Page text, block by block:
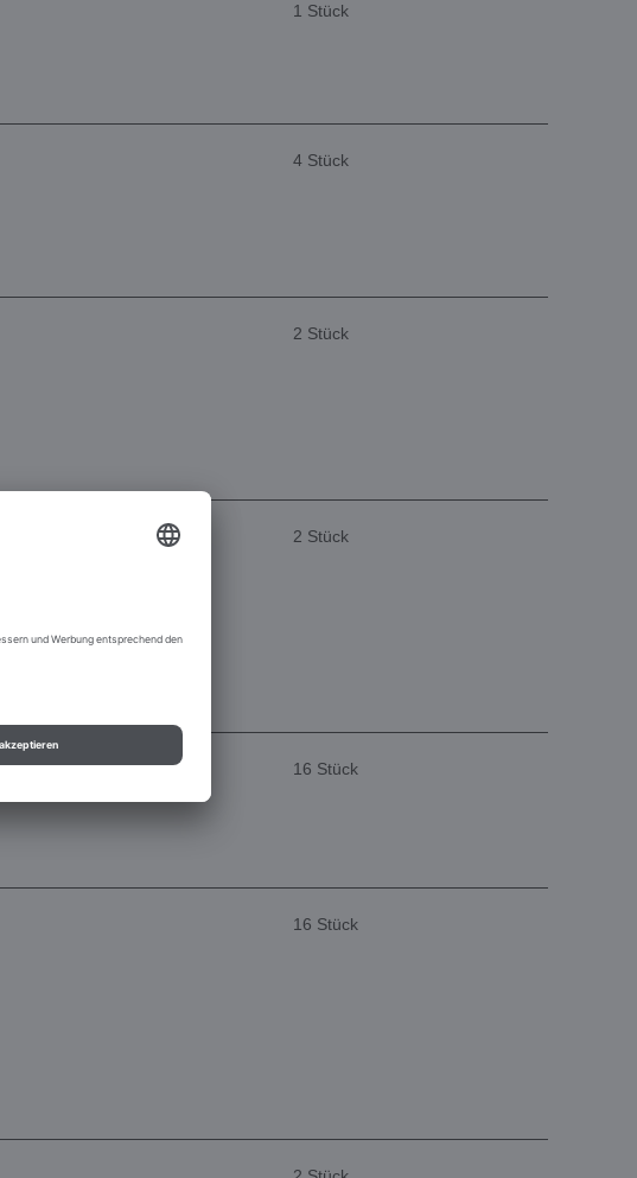
1 Stück
4 Stück
2 Stück
2 Stück
16 Stück
16 Stück